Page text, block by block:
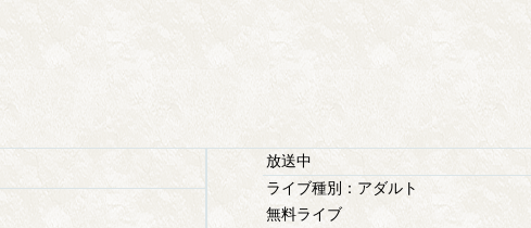
放送中
ライブ種別：アダルト
無料ライブ